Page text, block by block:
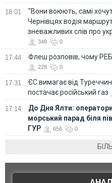
18:01
"Вони воюють, самі
Чернівцях водія
зневажливих слів про
348 0
17:44 Флеш розповів, чому
228 0
17:31
ЄС вимагає від
постачає російський газ
17:14
До Дня Ялти:
морський парад біля
ГУР
656 0